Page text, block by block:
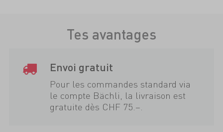
Tes avantages
Envoi gratuit
Pour les commandes standard via
le compte Bächli, la livraison est
gratuite dès CHF 75.–.